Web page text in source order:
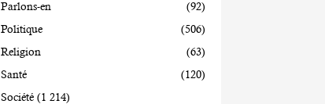
Parlons-en
(92)
Politique
(506)
Religion
(63)
Santé
(120)
Société (1 214)